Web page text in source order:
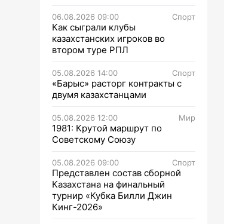
06.08.2026 09:00 Спорт
Как сыграли клубы
казахстанских игроков во
втором туре РПЛ
05.08.2026 14:00 Спорт
«Барыс» расторг контракты с
двумя казахстанцами
05.08.2026 12:00 Мир
1981: Крутой маршрут по
Советскому Союзу
05.08.2026 09:00 Спорт
Представлен состав сборной
Казахстана на финальный
турнир «Кубка Билли Джин
Кинг-2026»